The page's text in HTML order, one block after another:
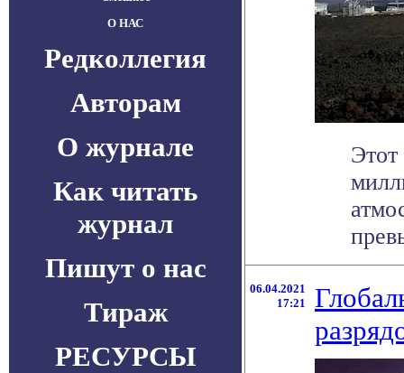
О НАС
Редколлегия
Авторам
О журнале
Как читать
журнал
Пишут о нас
Тираж
РЕСУРСЫ
Этот
06.04.2021
17:21